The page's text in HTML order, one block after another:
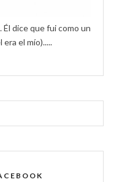
Él dice que fui como un
el mío).....